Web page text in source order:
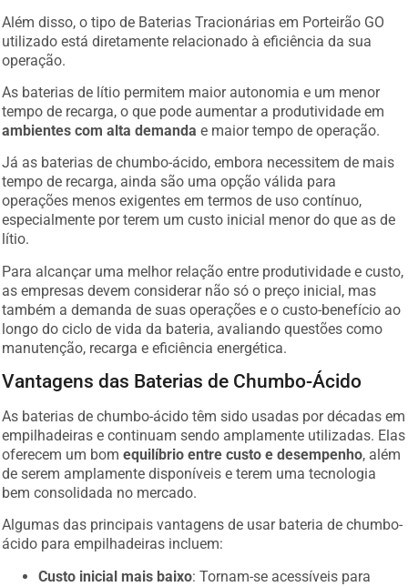
Além disso, o tipo de Baterias Tracionárias em Porteirão GO
utilizado está diretamente relacionado à eficiência da sua
operação.
As baterias de lítio permitem maior autonomia e um menor
tempo de recarga, o que pode aumentar a produtividade em
ambientes com alta demanda e maior tempo de operação.
Já as baterias de chumbo-ácido, embora necessitem de mais
tempo de recarga, ainda são uma opção válida para
operações menos exigentes em termos de uso contínuo,
especialmente por terem um custo inicial menor do que as de
lítio.
Para alcançar uma melhor relação entre produtividade e custo,
as empresas devem considerar não só o preço inicial, mas
também a demanda de suas operações e o custo-benefício ao
longo do ciclo de vida da bateria, avaliando questões como
manutenção, recarga e eficiência energética.
Vantagens das Baterias de Chumbo-Ácido
As baterias de chumbo-ácido têm sido usadas por décadas em
empilhadeiras e continuam sendo amplamente utilizadas. Elas
oferecem um bomequilíbrio entre custo e desempenho, além
de serem amplamente disponíveis e terem uma tecnologia
bem consolidada no mercado.
Algumas das principais vantagens de usar bateria de chumbo-
ácido para empilhadeiras incluem:
Custo inicial mais baixo: Tornam-se acessíveis para